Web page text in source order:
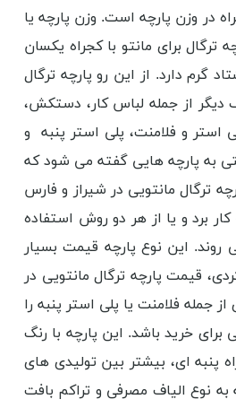
در وزن پارچه است. وزن پارچه یا
برای مانتو با کجراه یکسان
گرم دارد. از این رو پارچه ترگال
دیگر از جمله لباس کار، دستکش،
استر و فلامنت، پلی استر پنبه و
به پارچه هایی گفته می شود که
ترگال مانتویی در شیراز و فارس
برد و یا از هر دو روش استفاده
روند. این نوع پارچه قیمت بسیار
قیمت پارچه ترگال مانتویی در
جمله فلامنت یا پلی استر پنبه را
برای خرید باشد. این پارچه با رنگ
پنبه ای، بیشتر بین تولیدی های
نوع الیاف مصرفی و تراکم بافت